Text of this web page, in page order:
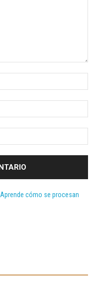
Aprende cómo se procesan